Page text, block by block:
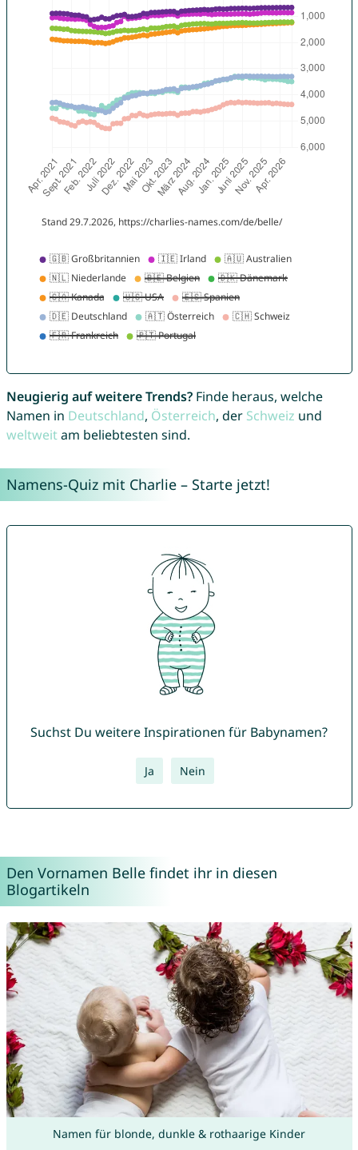
Neugierig auf weitere Trends?Finde heraus, welche
Namen in Deutschland, Österreich, der Schweiz und
weltweitam beliebtesten sind.
Namens-Quiz mit Charlie – Starte jetzt!
Suchst Du weitere Inspirationen für Babynamen?
Ja Nein
Den Vornamen Belle findet ihr in diesen
Blogartikeln
Namen für blonde, dunkle & rothaarige Kinder